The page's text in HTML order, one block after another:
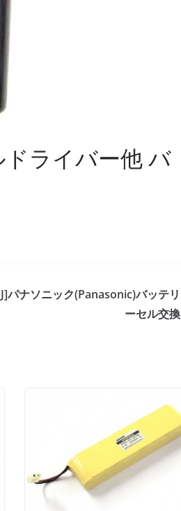
ライバー他 バ
パナソニック(Panasonic)バッテリ
ーセル交換